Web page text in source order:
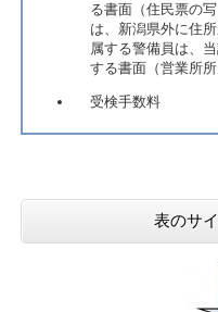
る書面（住民票の
は、新潟県外に住
属する警備員は、
する書面（営業所所
受検手数料
表のサ